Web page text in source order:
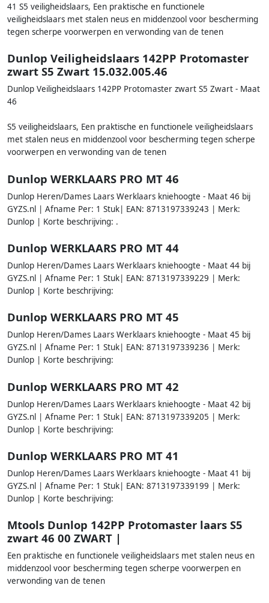
41 S5 veiligheidslaars, Een praktische en functionele
veiligheidslaars met stalen neus en middenzool voor bescherming
tegen scherpe voorwerpen en verwonding van de tenen
Dunlop Veiligheidslaars 142PP Protomaster
zwart S5 Zwart 15.032.005.46
Dunlop Veiligheidslaars 142PP Protomaster zwart S5 Zwart - Maat
46
S5 veiligheidslaars, Een praktische en functionele veiligheidslaars
met stalen neus en middenzool voor bescherming tegen scherpe
voorwerpen en verwonding van de tenen
Dunlop WERKLAARS PRO MT 46
Dunlop Heren/Dames Laars Werklaars kniehoogte - Maat 46 bij
GYZS.nl | Afname Per: 1 Stuk| EAN: 8713197339243 | Merk:
Dunlop | Korte beschrijving: .
Dunlop WERKLAARS PRO MT 44
Dunlop Heren/Dames Laars Werklaars kniehoogte - Maat 44 bij
GYZS.nl | Afname Per: 1 Stuk| EAN: 8713197339229 | Merk:
Dunlop | Korte beschrijving:
Dunlop WERKLAARS PRO MT 45
Dunlop Heren/Dames Laars Werklaars kniehoogte - Maat 45 bij
GYZS.nl | Afname Per: 1 Stuk| EAN: 8713197339236 | Merk:
Dunlop | Korte beschrijving:
Dunlop WERKLAARS PRO MT 42
Dunlop Heren/Dames Laars Werklaars kniehoogte - Maat 42 bij
GYZS.nl | Afname Per: 1 Stuk| EAN: 8713197339205 | Merk:
Dunlop | Korte beschrijving:
Dunlop WERKLAARS PRO MT 41
Dunlop Heren/Dames Laars Werklaars kniehoogte - Maat 41 bij
GYZS.nl | Afname Per: 1 Stuk| EAN: 8713197339199 | Merk:
Dunlop | Korte beschrijving:
Mtools Dunlop 142PP Protomaster laars S5
zwart 46 00 ZWART |
Een praktische en functionele veiligheidslaars met stalen neus en
middenzool voor bescherming tegen scherpe voorwerpen en
verwonding van de tenen